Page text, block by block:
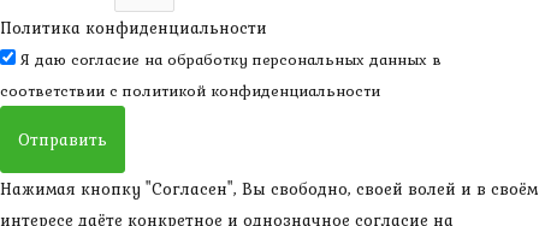
Политика конфиденциальности
Я даю согласие на обработку персональных данных в
соответствии с политикой конфиденциальности
Отправить
Нажимая кнопку "Согласен", Вы свободно, своей волей и в своём
интересе даёте конкретное и однозначное согласие на